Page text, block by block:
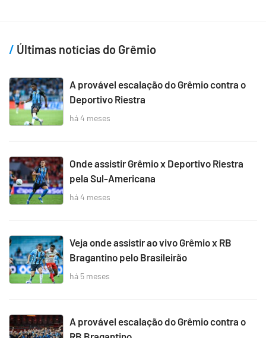
Últimas notícias do Grêmio
A provável escalação do Grêmio contra o
Deportivo Riestra
há 4 meses
Onde assistir Grêmio x Deportivo Riestra
pela Sul-Americana
há 4 meses
Veja onde assistir ao vivo Grêmio x RB
Bragantino pelo Brasileirão
há 5 meses
A provável escalação do Grêmio contra o